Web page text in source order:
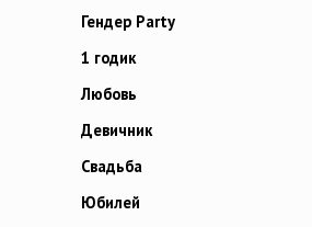
Гендер Party
1 годик
Любовь
Девичник
Свадьба
Юбилей